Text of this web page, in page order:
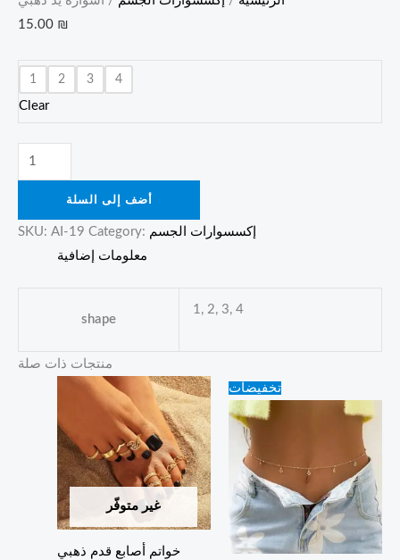
15.00 ₪
1 2 3 4
Clear
أضف إلى السلة
SKU: AI-19 Category: إكسسوارات الجسم
معلومات إضافية
shape
1, 2, 3, 4
منتجات ذات صلة
غير متوفّر
خواتم أصابع قدم ذهبي
تخفيضاتOriginal
price
10.00 ₪.